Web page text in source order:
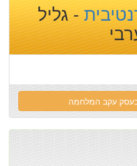
- גליל
בעסק עקב המלחמה